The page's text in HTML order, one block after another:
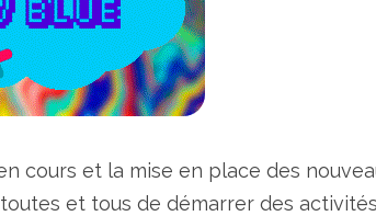
cours et la mise en place des
et tous de démarrer des